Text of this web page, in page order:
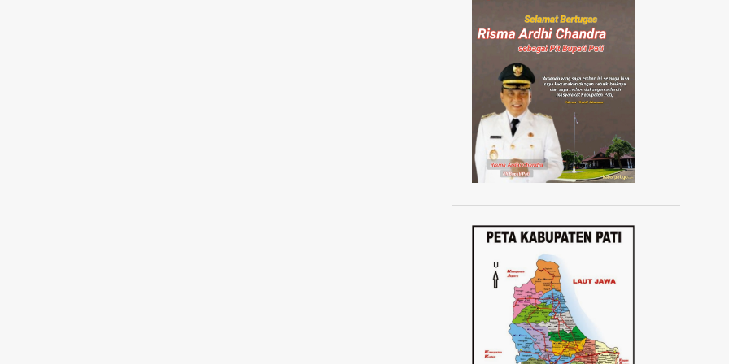
AISYIYAH JATENG AISYIYAH PATI
AISYIYAH TLOGOWUNGU
AJANG ABANG NONE JAKARTA 2024
AJUDAN KAPOLRI
AKAD MASSAL KPR SUBSIDI
AKADEMI SEPAK BOLA
AKBAR TANDJUNG AKSI 1000 LILIN
AKSI BELA DUKUNG PALESTINA
AKSI BORONG
AKSI DAMAI ANTI PREMANISME
AKSI DAMAI WARGA PATI
AKSI DEMO TOLAK KENAIKAN PAJAK